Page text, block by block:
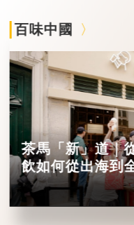
百味中國
茶馬「新」道｜
飲如何從出海到